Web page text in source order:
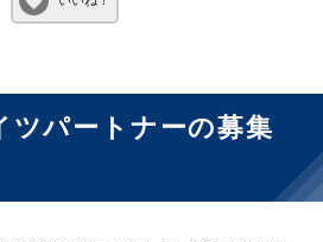
ツパートナーの募集